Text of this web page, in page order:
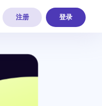
注册 登录